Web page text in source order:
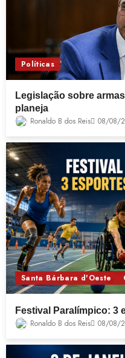
Políticas
Legislação sobre
planeja
Ronaldo B dos Reis 08/08/
Santa Bárbara d'Oeste
Festival Paralímpico: 3
Ronaldo B dos Reis 08/08/